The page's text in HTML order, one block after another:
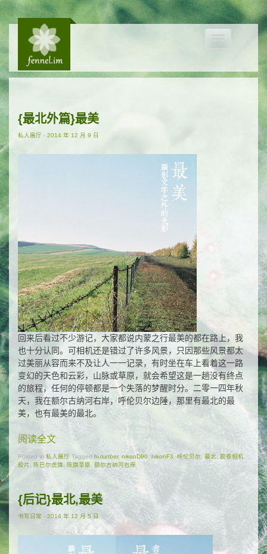
{最北外篇}最美
私人展厅 - 2014 年 12 月 9 日
回来后看过不少游记，大家都说内蒙之行最美的都在路上，我
也十分认同。可相机还是错过了许多风景，只因那些风景都太
过美丽从容而来不及让人一一记录，有时坐在车上看着这一路
变幻的天色和云彩，山脉或草原，就会希望这是一趟没有终点
的旅程，任何的停顿都是一个失落的梦醒时分。二零一四年秋
天，我在额尔古纳河右岸，呼伦贝尔边陲，那里有最北的最
美，也有最美的最北。
阅读全文
Posted in 私人展厅 Tagged hulunber, nikonD90 nikonF3 呼伦贝尔 最北 胶卷相机
胶片
陈巴尔虎旗 陈旗草原 额尔古纳河右岸
{后记}最北,最美
书写日常 - 2014 年 12 月 5 日